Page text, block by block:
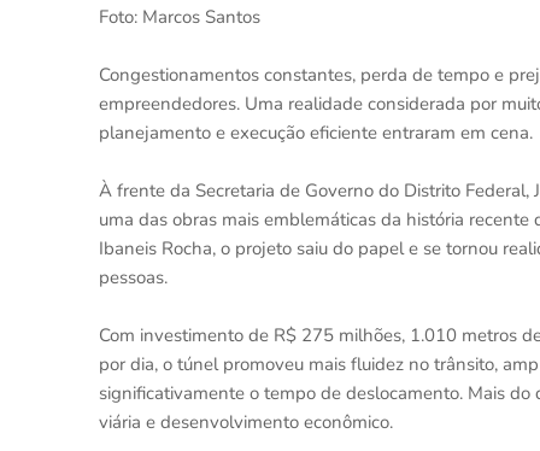
Foto: Marcos Santos
Congestionamentos constantes, perda de tempo e
empreendedores. Uma realidade considerada por
planejamento e execução eficiente entraram em cena.
À frente da Secretaria de Governo do Distrito
uma das obras mais emblemáticas da história
Ibaneis Rocha, o projeto saiu do papel e se tornou
pessoas.
Com investimento de R$ 275 milhões, 1.010 metros
por dia, o túnel promoveu mais fluidez no trânsito,
significativamente o tempo de deslocamento. Mais
viária e desenvolvimento econômico.